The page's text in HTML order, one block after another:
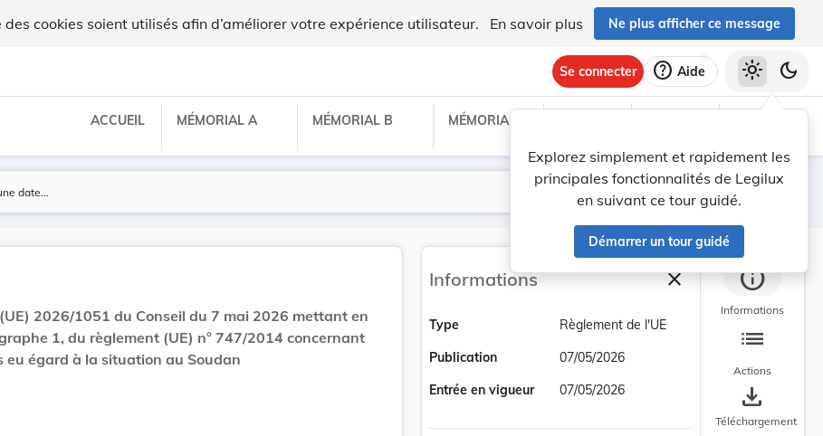
cookies soient utilisés afin d’améliorer votre expérience utilisateur. En savoir plus Ne plus afficher ce message
Se connecter help Aide
Explorez simplement et rapidement les
principales fonctionnalités de Legilux
en suivant ce tour guidé.
Démarrer un tour guidé
light_mode dark_mode
ACCUEIL MÉMORIAL A MÉMORIAL B MÉMORIAL C
Lancer la recherche
Filtres
2026/1051 du Conseil du 7 mai 2026 mettant en
1, du règlement (UE) n° 747/2014 concernant
eu égard à la situation au Soudan
Informations closeFermer la barre
Type
Règlement de l'UE
Publication
07/05/2026
Entrée en vigueur
07/05/2026
info
Informations
list
Actions
save_alt
Téléchargement